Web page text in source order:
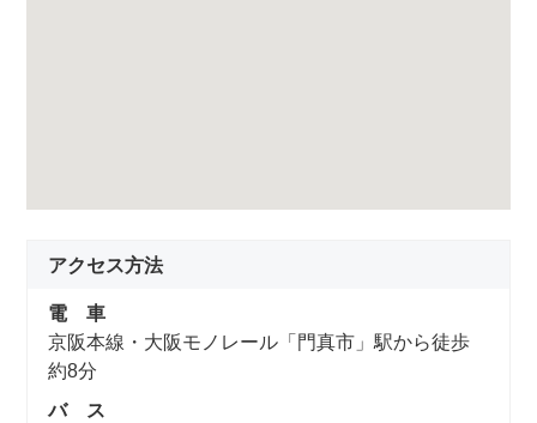
アクセス方法
電 車
京阪本線・大阪モノレール「門真市」駅から徒歩
約8分
バ ス